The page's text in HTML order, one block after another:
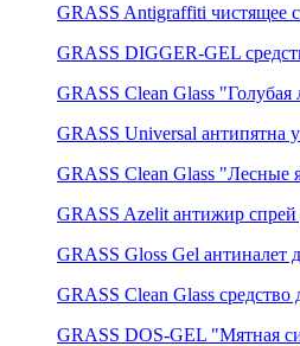
GRASS Antigraffiti чистящее
GRASS DIGGER-GEL
GRASS Clean Glass "Голубая
GRASS Universal антипятна
GRASS Clean Glass "Лесные
GRASS Azelit антижир
GRASS Gloss Gel антиналет
GRASS Clean Glass средство
GRASS DOS-GEL "Мятная